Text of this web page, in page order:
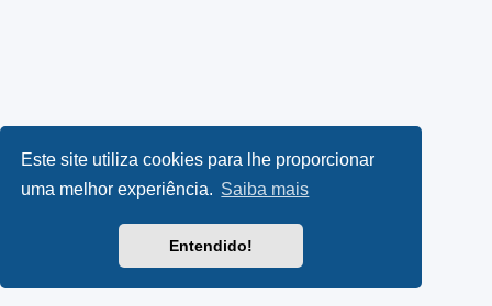
Este site utiliza cookies para lhe proporcionar
uma melhor experiência. Saiba mais
Entendido!